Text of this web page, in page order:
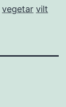
vegetar vilt